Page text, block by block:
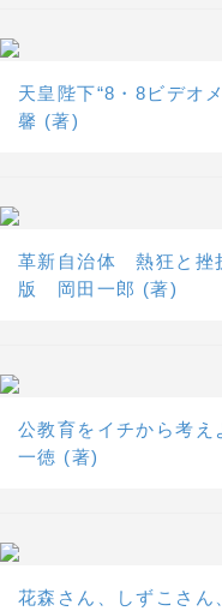
天皇陛下“8・8ビデオ
馨 (著)
革新自治体 熱狂と挫
版 岡田一郎 (著)
公教育をイチから考
一徳 (著)
花森さん、しずこさ